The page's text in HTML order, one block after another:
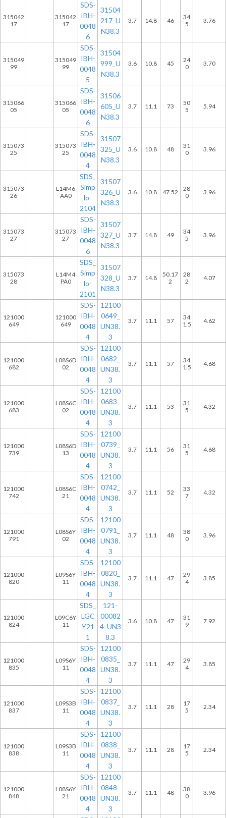
315042
17
315042
17
SDS-
IBH-
0048
6
31504
217_U
N38.3
3.7 14.8 46
34
5
3.76
315049
99
315049
99
SDS-
IBH-
0048
5
31504
999_U
N38.3
3.6 10.8 45
24
0
3.70
315066
05
315066
05
SDS-
IBH-
0048
6
31506
605_U
N38.3
3.7 11.1 73
50
5
5.94
315073
25
315073
25
SDS-
IBH-
0048
4
31507
325_U
N38.3
3.6 10.8 48
31
0
3.96
315073
26
L14M6
AA0
SDS_
Simp
lo-
2104
31507
326_U
N38.3
3.6 10.8 47.52
28
0
3.96
315073
27
315073
27
SDS-
IBH-
0048
6
31507
327_U
N38.3
3.7 14.8 49
34
5
3.96
315073
28
L14M4
PA0
SDS_
Simp
lo-
2101
31507
328_U
N38.3
3.7 14.8
50.17
2
28
2
4.07
121000
649
121000
649
SDS-
IBH-
0048
4
12100
0649_
UN38.
3
3.7 11.1 57
34
1.5
4.62
121000
682
L08S6D
02
SDS-
IBH-
0048
4
12100
0682_
UN38.
3
3.7 11.1 57
34
1.5
4.68
121000
683
L08S6C
02
SDS-
IBH-
0048
4
12100
0683_
UN38.
3
3.7 11.1 53
31
5
4.32
121000
739
L08S6D
13
SDS-
IBH-
0048
4
12100
0739_
UN38.
3
3.7 11.1 56
31
5
4.68
121000
742
L08S6C
21
SDS-
IBH-
0048
4
12100
0742_
UN38.
3
3.7 11.1 52
33
7
4.32
121000
791
L08S6Y
02
SDS-
IBH-
0048
4
12100
0791_
UN38.
3
3.7 11.1 48
38
0
3.96
121000
820
L09S6Y
11
SDS-
IBH-
0048
4
12100
0820_
UN38.
3
3.7 11.1 47
29
4
3.85
121000
824
L09C6Y
11
SDS_
LGC
Y21
1
121-
00082
4_UN3
8.3
3.6 10.8 47
31
9
7.92
121000
835
L09S6Y
11
SDS-
IBH-
0048
4
12100
0835_
UN38.
3
3.7 11.1 47
29
4
3.85
121000
837
L09S3B
11
SDS-
IBH-
0048
4
12100
0837_
UN38.
3
3.7 11.1 28
17
5
2.34
121000
838
L09S3B
11
SDS-
IBH-
0048
4
12100
0838_
UN38.
3
3.7 11.1 28
17
5
2.34
121000
848
L08S6Y
21
SDS-
IBH-
0048
4
12100
0848_
UN38.
3
3.7 11.1 48
38
0
3.96